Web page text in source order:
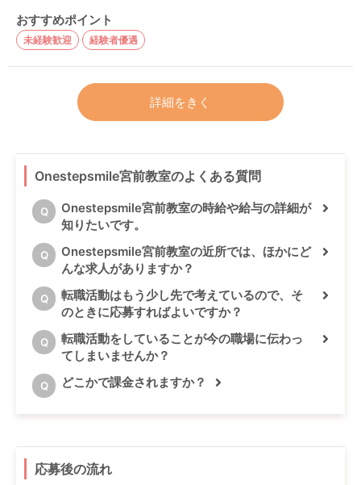
おすすめポイント
未経験歓迎 経験者優遇
詳細をきく
Onestepsmile宮前教室のよくある質問
Q
Onestepsmile宮前教室の時給や給与の詳細が
知りたいです。
Q
Onestepsmile宮前教室の近所では、ほかにど
んな求人がありますか？
Q
転職活動はもう少し先で考えているので、そ
のときに応募すればよいですか？
Q
転職活動をしていることが今の職場に伝わっ
てしまいませんか？
Q どこかで課金されますか？
応募後の流れ